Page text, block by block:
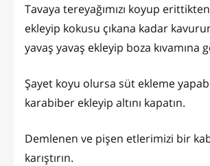
Tavaya tereyağımızı koyup
ekleyip kokusu çıkana kadar
yavaş yavaş ekleyip boza kıvamına
Şayet koyu olursa süt ekleme
karabiber ekleyip altını kapatın.
Demlenen ve pişen etlerimizi bir
karıştırın.